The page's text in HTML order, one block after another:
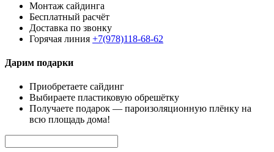
Монтаж сайдинга
Бесплатный расчёт
Доставка по звонку
Горячая линия +7(978)118-68-62
Дарим подарки
Приобретаете сайдинг
Выбираете пластиковую обрешётку
Получаете подарок — пароизоляционную плёнку на
всю площадь дома!